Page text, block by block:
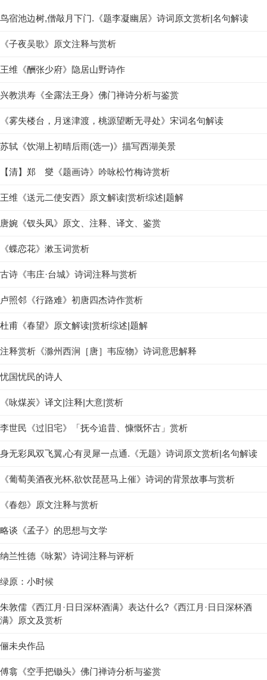
鸟宿池边树,僧敲月下门.《题李凝幽居》诗词原文赏析|名句解读
《子夜吴歌》原文注释与赏析
王维《酬张少府》隐居山野诗作
兴教洪寿《全露法王身》佛门禅诗分析与鉴赏
《雾失楼台，月迷津渡，桃源望断无寻处》宋词名句解读
苏轼《饮湖上初晴后雨(选一)》描写西湖美景
【清】郑 燮《题画诗》吟咏松竹梅诗赏析
王维《送元二使安西》原文解读|赏析综述|题解
唐婉《钗头凤》原文、注释、译文、鉴赏
《蝶恋花》漱玉词赏析
古诗《韦庄·台城》诗词注释与赏析
卢照邻《行路难》初唐四杰诗作赏析
杜甫《春望》原文解读|赏析综述|题解
注释赏析《滁州西涧［唐］韦应物》诗词意思解释
忧国忧民的诗人
《咏煤炭》译文|注释|大意|赏析
李世民《过旧宅》「抚今追昔、慷慨怀古」赏析
身无彩凤双飞翼,心有灵犀一点通.《无题》诗词原文赏析|名句解读
《葡萄美酒夜光杯,欲饮琵琶马上催》诗词的背景故事与赏析
《春怨》原文注释与赏析
略谈《孟子》的思想与文学
纳兰性德《咏絮》诗词注释与评析
绿原：小时候
朱敦儒《西江月·日日深杯酒满》表达什么?《西江月·日日深杯酒
满》原文及赏析
俪未央作品
傅翕《空手把锄头》佛门禅诗分析与鉴赏